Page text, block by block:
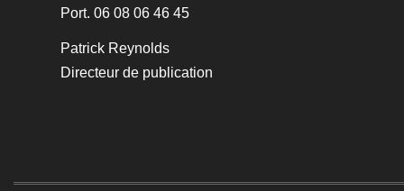
Port. 06 08 06 46 45
Patrick Reynolds
Directeur de publication